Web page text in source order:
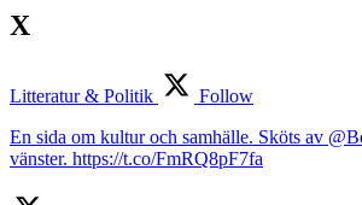
X
Litteratur & Politik
Follow
En sida om kultur och samhälle. Sköts av
vänster. https://t.co/FmRQ8pF7fa